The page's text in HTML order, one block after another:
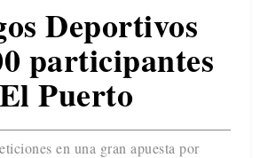
Deportivos
participantes
Puerto
en una gran apuesta por